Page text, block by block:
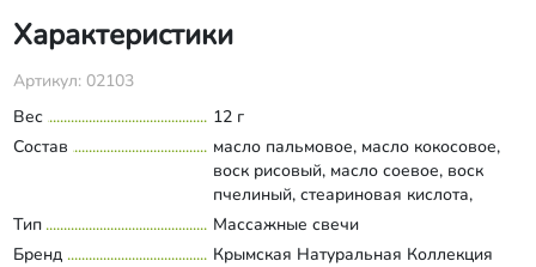
Характеристики
Артикул: 02103
Вес
12 г
Состав
масло пальмовое, масло кокосовое,
воск рисовый, масло соевое, воск
пчелиный, стеариновая кислота,
ароматизатор, витамин Е, краситель
аннато+куркумин.
Развернуть состав
Тип
Массажные свечи
Бренд
Крымская Натуральная Коллекция